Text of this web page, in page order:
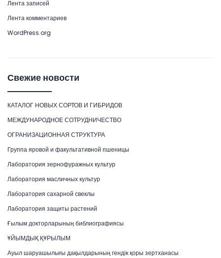
Лента записей
Лента комментариев
WordPress.org
Свежие новости
КАТАЛОГ НОВЫХ СОРТОВ И ГИБРИДОВ
МЕЖДУНАРОДНОЕ СОТРУДНИЧЕСТВО
ОГРАНИЗАЦИОННАЯ СТРУКТУРА
Группа яровой и факультативной пшеницы
Лаборатория зернофуражных культур
Лаборатория масличных культур
Лаборатория сахарной свеклы
Лаборатория защиты растений
Ғылым докторларының библиографиясы
ҰЙЫМДЫҚ ҚҰРЫЛЫМ
Ауыл шаруашылығы дақылдарының гендік қоры зертханасы